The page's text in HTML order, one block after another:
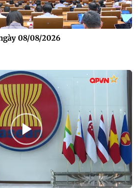
08/08/2026